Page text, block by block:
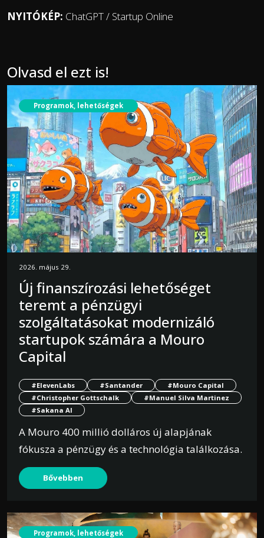
NYITÓKÉP: ChatGPT / Startup Online
Olvasd el ezt is!
Programok, lehetőségek
2026. május 29.
Új finanszírozási lehetőséget
teremt a pénzügyi
szolgáltatásokat modernizáló
startupok számára a Mouro
Capital
#ElevenLabs #Santander
#Mouro Capital
#Christopher Gottschalk
#Manuel Silva Martinez
#Sakana AI
A Mouro 400 millió dolláros új alapjának
fókusza a pénzügy és a technológia találkozása.
Bővebben
Programok, lehetőségek